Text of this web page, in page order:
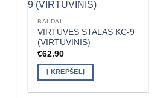
BALDAI
VIRTUVĖS STALAS KC-9
(VIRTUVINIS)
€62.90
Į KREPŠELĮ